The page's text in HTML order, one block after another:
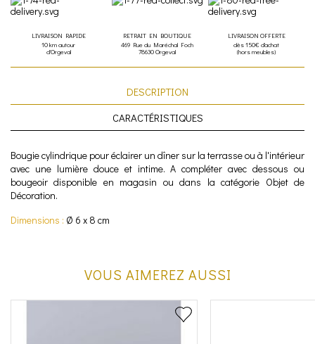
LIVRAISON RAPIDE
10 km autour
d'Orgeval
RETRAIT EN BOUTIQUE
469 Rue du Maréchal Foch
78630 Orgeval
LIVRAISON OFFERTE
dès 150€ d'achat
(hors meubles)
DESCRIPTION
CARACTÉRISTIQUES
Bougie cylindrique pour éclairer un dîner sur la terrasse ou à l'intérieur
avec une lumière douce et intime. A compléter avec dessous ou
bougeoir disponible en magasin ou dans la catégorie Objet de
Décoration.
Dimensions : Ø 6 x 8 cm
VOUS AIMEREZ AUSSI